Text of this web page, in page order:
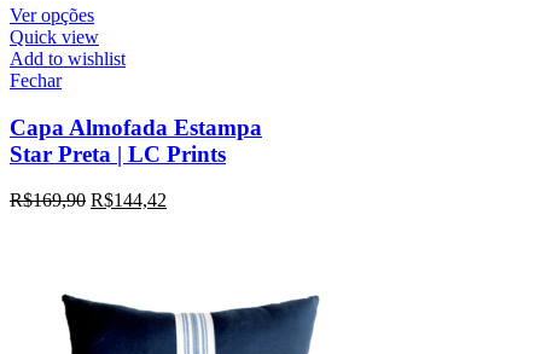
Ver opções
Quick view
Add to wishlist
Fechar
Capa Almofada Estampa
Star Preta | LC Prints
R$169,90 R$144,42